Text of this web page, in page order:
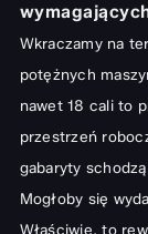
Wkraczamy na
potężnych
nawet 18 cali to
przestrzeń
gabaryty
Mogłoby się
Właściwie, to